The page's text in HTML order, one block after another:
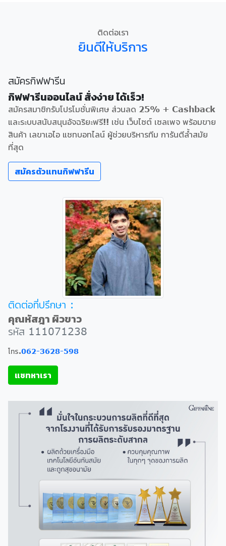
ติดต่อเรา
ยินดีให้บริการ
สมัครกิฟฟารีน
กิฟฟารีนออนไลน์ สั่งง่าย ได้เร็ว!
สมัครสมาชิกรับโปรโมชั่นพิเศษ ส่วนลด 25% + Cashback
และระบบสนับสนุนอัจฉริยะฟรี!! เช่น เว็บไซต์ เซลเพจ พร้อมขาย
สินค้า เลขาเอไอ แชทบอทไลน์ ผู้ช่วยบริหารทีม การันตีล้ำสมัย
ที่สุด
สมัครตัวแทนกิฟฟารีน
ติดต่อที่ปรึกษา :
คุณหัสฎา ผิวขาว
รหัส 111071238
โทร.062-3628-598
แชทหาเรา